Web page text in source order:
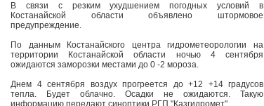
В связи с резким ухудшением погодных условий в
Костанайской области объявлено штормовое
предупреждение.
По данным Костанайского центра гидрометеорологии на
территории Костанайской области ночью 4 сентября
ожидаются заморозки местами до 0 -2 мороза.
Днем 4 сентября воздух прогреется до +12 +14 градусов
тепла. Будет облачно. Осадки не ожидаются. Такую
информацию передают синоптики РГП "Казгидромет".